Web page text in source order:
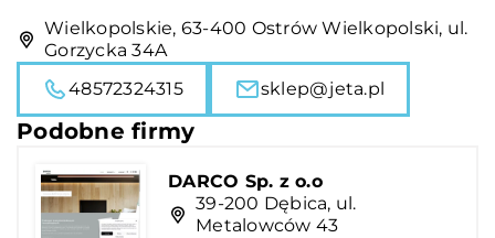
Wielkopolskie, 63-400 Ostrów Wielkopolski, ul.
Gorzycka 34A
48572324315
sklep@jeta.pl
Podobne firmy
DARCO Sp. z o.o
39-200 Dębica, ul.
Metalowców 43